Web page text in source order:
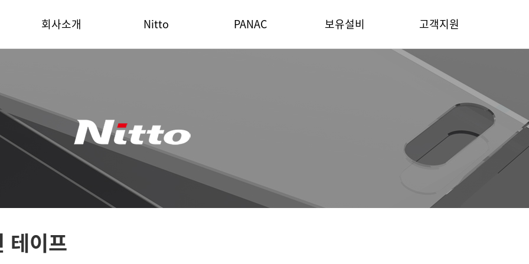
회사소개 Nitto PANAC 보유설비 고객지원
테이프